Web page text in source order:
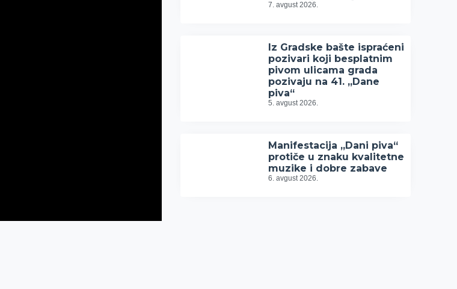
7. avgust 2026.
Iz Gradske bašte ispraćeni
pozivari koji besplatnim
pivom ulicama grada
pozivaju na 41. „Dane
piva“
5. avgust 2026.
Manifestacija „Dani piva“
protiče u znaku kvalitetne
muzike i dobre zabave
6. avgust 2026.